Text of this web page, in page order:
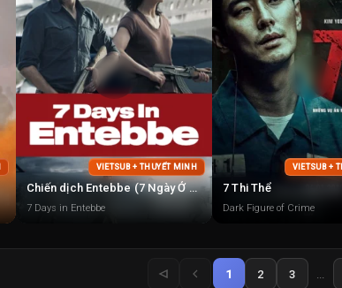
VIETSUB + THUYẾT MINH
Chiến dịch Entebbe (7 Ngày Ở Entebbe)
7 Days in Entebbe
VIETSUB +
7 Thi Thể
Dark Figure of Crime
1 2 3